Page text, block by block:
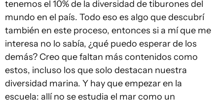
tenemos el 10% de la diversidad de tiburones del
mundo en el país. Todo eso es algo que descubrí
también en este proceso, entonces si a mí que me
interesa no lo sabía, ¿qué puedo esperar de los
demás? Creo que faltan más contenidos como
estos, incluso los que solo destacan nuestra
diversidad marina. Y hay que empezar en la
escuela: allí no se estudia el mar como un